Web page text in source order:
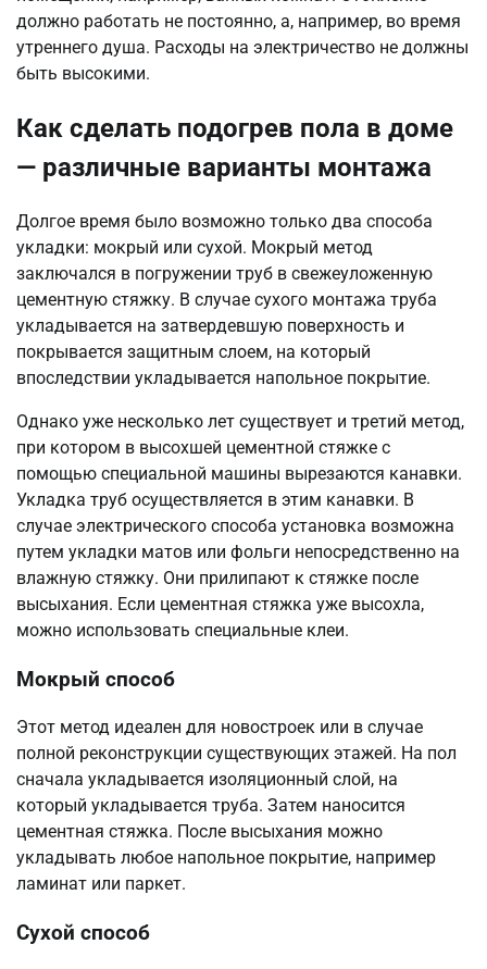
должно работать не постоянно, а, например, во время
утреннего душа. Расходы на электричество не должны
быть высокими.
Как сделать подогрев пола в доме
— различные варианты монтажа
Долгое время было возможно только два способа
укладки: мокрый или сухой. Мокрый метод
заключался в погружении труб в свежеуложенную
цементную стяжку. В случае сухого монтажа труба
укладывается на затвердевшую поверхность и
покрывается защитным слоем, на который
впоследствии укладывается напольное покрытие.
Однако уже несколько лет существует и третий метод,
при котором в высохшей цементной стяжке с
помощью специальной машины вырезаются канавки.
Укладка труб осуществляется в этим канавки. В
случае электрического способа установка возможна
путем укладки матов или фольги непосредственно на
влажную стяжку. Они прилипают к стяжке после
высыхания. Если цементная стяжка уже высохла,
можно использовать специальные клеи.
Мокрый способ
Этот метод идеален для новостроек или в случае
полной реконструкции существующих этажей. На пол
сначала укладывается изоляционный слой, на
который укладывается труба. Затем наносится
цементная стяжка. После высыхания можно
укладывать любое напольное покрытие, например
ламинат или паркет.
Сухой способ